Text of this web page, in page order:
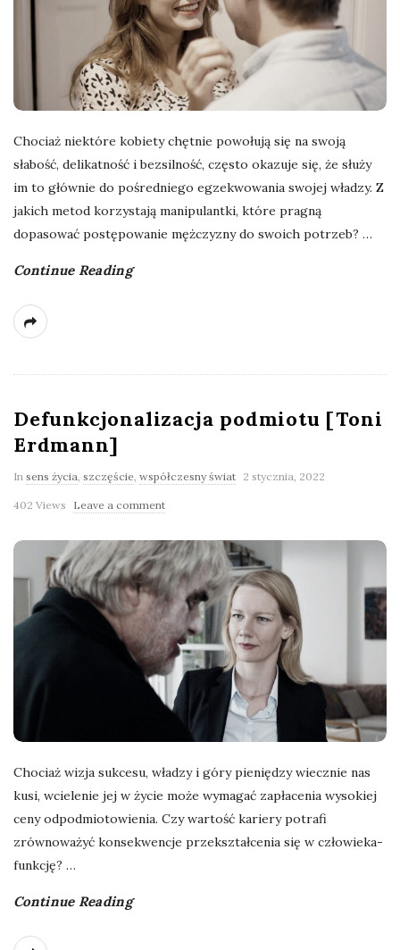
Chociaż niektóre kobiety chętnie powołują się na swoją
słabość, delikatność i bezsilność, często okazuje się, że służy
im to głównie do pośredniego egzekwowania swojej władzy. Z
jakich metod korzystają manipulantki, które pragną
dopasować postępowanie mężczyzny do swoich potrzeb? …
Continue Reading
Defunkcjonalizacja podmiotu [Toni
Erdmann]
In sens życia szczęście współczesny świat 2 stycznia, 2022
402 Views Leave a comment
Chociaż wizja sukcesu, władzy i góry pieniędzy wiecznie nas
kusi, wcielenie jej w życie może wymagać zapłacenia wysokiej
ceny odpodmiotowienia. Czy wartość kariery potrafi
zrównoważyć konsekwencje przekształcenia się w człowieka-
funkcję? …
Continue Reading